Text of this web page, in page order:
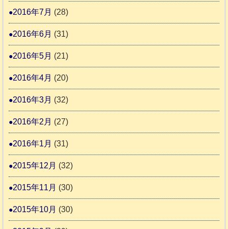
2016年7月 (28)
2016年6月 (31)
2016年5月 (21)
2016年4月 (20)
2016年3月 (32)
2016年2月 (27)
2016年1月 (31)
2015年12月 (32)
2015年11月 (30)
2015年10月 (30)